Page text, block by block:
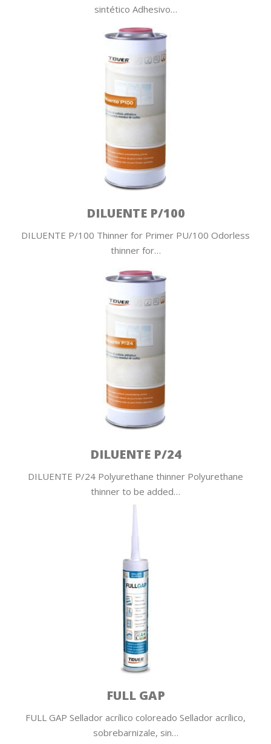
sintético Adhesivo…
DILUENTE P/100
DILUENTE P/100 Thinner for Primer PU/100 Odorless
thinner for…
DILUENTE P/24
DILUENTE P/24 Polyurethane thinner Polyurethane
thinner to be added…
FULL GAP
FULL GAP Sellador acrílico coloreado Sellador acrílico,
sobrebarnizale, sin…